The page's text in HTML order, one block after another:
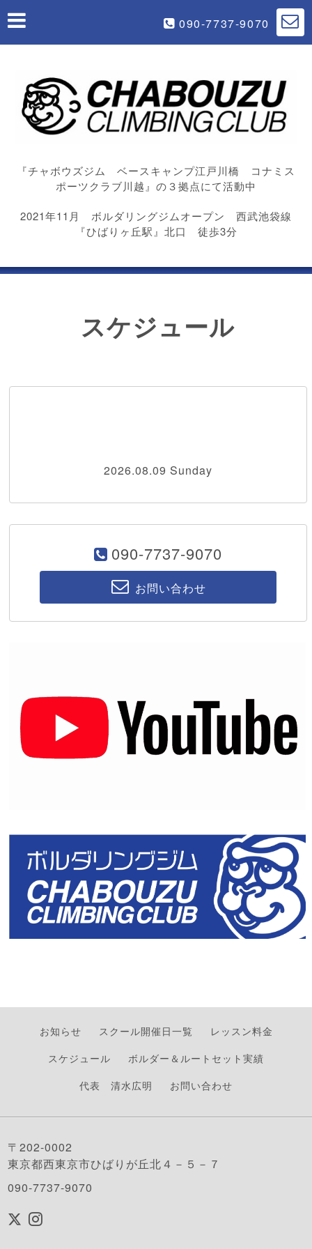
090-7737-9070
『チャボウズジム ベースキャンプ江戸川橋 コナミス
ポーツクラブ川越』の３拠点にて活動中
2021年11月 ボルダリングジムオープン 西武池袋線
『ひばりヶ丘駅』北口 徒歩3分
スケジュール
2026.08.09 Sunday
090-7737-9070
お問い合わせ
お知らせ スクール開催日一覧
レッスン料金
スケジュール
ボルダー＆ルートセット実績
代表 清水広明
お問い合わせ
〒202-0002
東京都西東京市ひばりが丘北４－５－７
090-7737-9070